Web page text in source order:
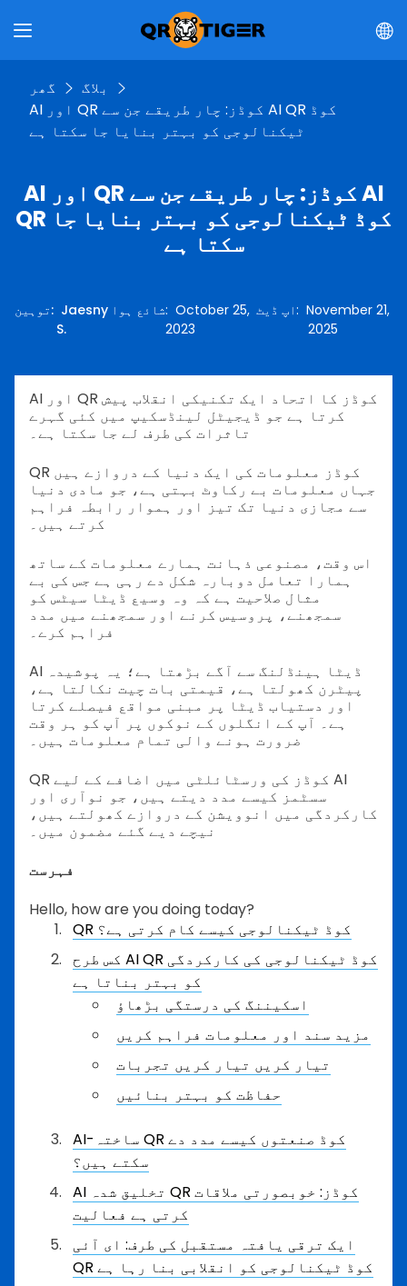
گھر
بلاگ
AI اور QR کوڈز: چار طریقے جن سے AI QR کوڈ
ٹیکنالوجی کو بہتر بنایا جا سکتا ہے
AI اور QR کوڈز: چار طریقے جن سے AI
QR کوڈ ٹیکنالوجی کو بہتر بنایا جا
سکتا ہے
توہین: Jaesny
S.
شائع ہوا: October 25,
2023
اپ ڈیٹ: November 21,
2025
AI اور QR کوڈز کا اتحاد ایک تکنیکی انقلاب پیش
کرتا ہے جو ڈیجیٹل لینڈسکیپ میں کئی گہرے
تاثرات کی طرف لے جا سکتا ہے۔
QR کوڈز معلومات کی ایک دنیا کے دروازے ہیں
جہاں معلومات بے رکاوٹ بہتی ہے، جو مادی دنیا
سے مجازی دنیا تک تیز اور ہموار رابطہ فراہم
کرتے ہیں۔
اس وقت، مصنوعی ذہانت ہمارے معلومات کے ساتھ
ہمارا تعامل دوبارہ شکل دے رہی ہے جس کی بے
مثال صلاحیت ہے کہ وہ وسیع ڈیٹا سیٹس کو
سمجھنے، پروسیس کرنے اور سمجھنے میں مدد
فراہم کرے۔
AI ڈیٹا ہینڈلنگ سے آگے بڑھتا ہے؛ یہ پوشیدہ
پیٹرن کھولتا ہے، قیمتی بات چیت نکالتا ہے،
اور دستیاب ڈیٹا پر مبنی مواقع فیصلے کرتا
ہے۔ آپ کے انگلوں کے نوکوں پر آپ کو ہر وقت
ضرورت ہونے والی تمام معلومات ہیں۔
QR کوڈز کی ورسٹائلٹی میں اضافے کے لیے AI
سسٹمز کیسے مدد دیتے ہیں، جو نوآری اور
کارکردگی میں انوویشن کے دروازے کھولتے ہیں،
نیچے دیے گئے مضمون میں۔
فہرست
Hello, how are you doing today?
QR کوڈ ٹیکنالوجی کیسے کام کرتی ہے؟
کس طرح AI QR کوڈ ٹیکنالوجی کی کارکردگی
کو بہتر بناتا ہے
اسکیننگ کی درستگی بڑھاؤ
مزید سند اور معلومات فراہم کریں
تیار کریں تیار کریں تجربات
حفاظت کو بہتر بنائیں
AI-ساختہ QR کوڈ صنعتوں کیسے مدد دے
سکتے ہیں؟
AI تخلیق شدہ QR کوڈز: خوبصورتی ملاقات
کرتی ہے فعالیت
ایک ترقی یافتہ مستقبل کی طرف: ای آئی
QR کوڈ ٹیکنالوجی کو انقلابی بنا رہا ہے